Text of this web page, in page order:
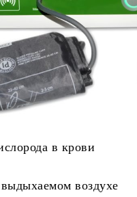
в крови
воздухе